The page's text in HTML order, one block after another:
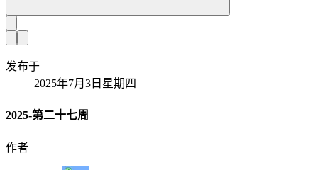
发布于
2025年7月3日星期四
2025-第二十七周
作者